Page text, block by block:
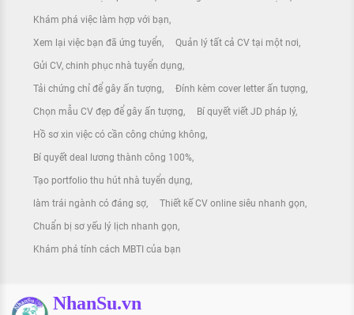
Khám phá việc làm hợp với bạn
Xem lại việc bạn đã ứng tuyển Quản lý tất cả CV tại một nơi
Gửi CV, chinh phục nhà tuyển dụng
Tải chứng chỉ để gây ấn tượng Đính kèm cover letter ấn tượng
Chọn mẫu CV đẹp để gây ấn tượng Bí quyết viết JD pháp lý
Hồ sơ xin việc có cần công chứng không
Bí quyết deal lương thành công 100%
Tạo portfolio thu hút nhà tuyển dụng
làm trái ngành có đáng sợ Thiết kế CV online siêu nhanh gọn
Chuẩn bị sơ yếu lý lịch nhanh gọn
Khám phá tính cách MBTI của bạn
NhanSu.vn